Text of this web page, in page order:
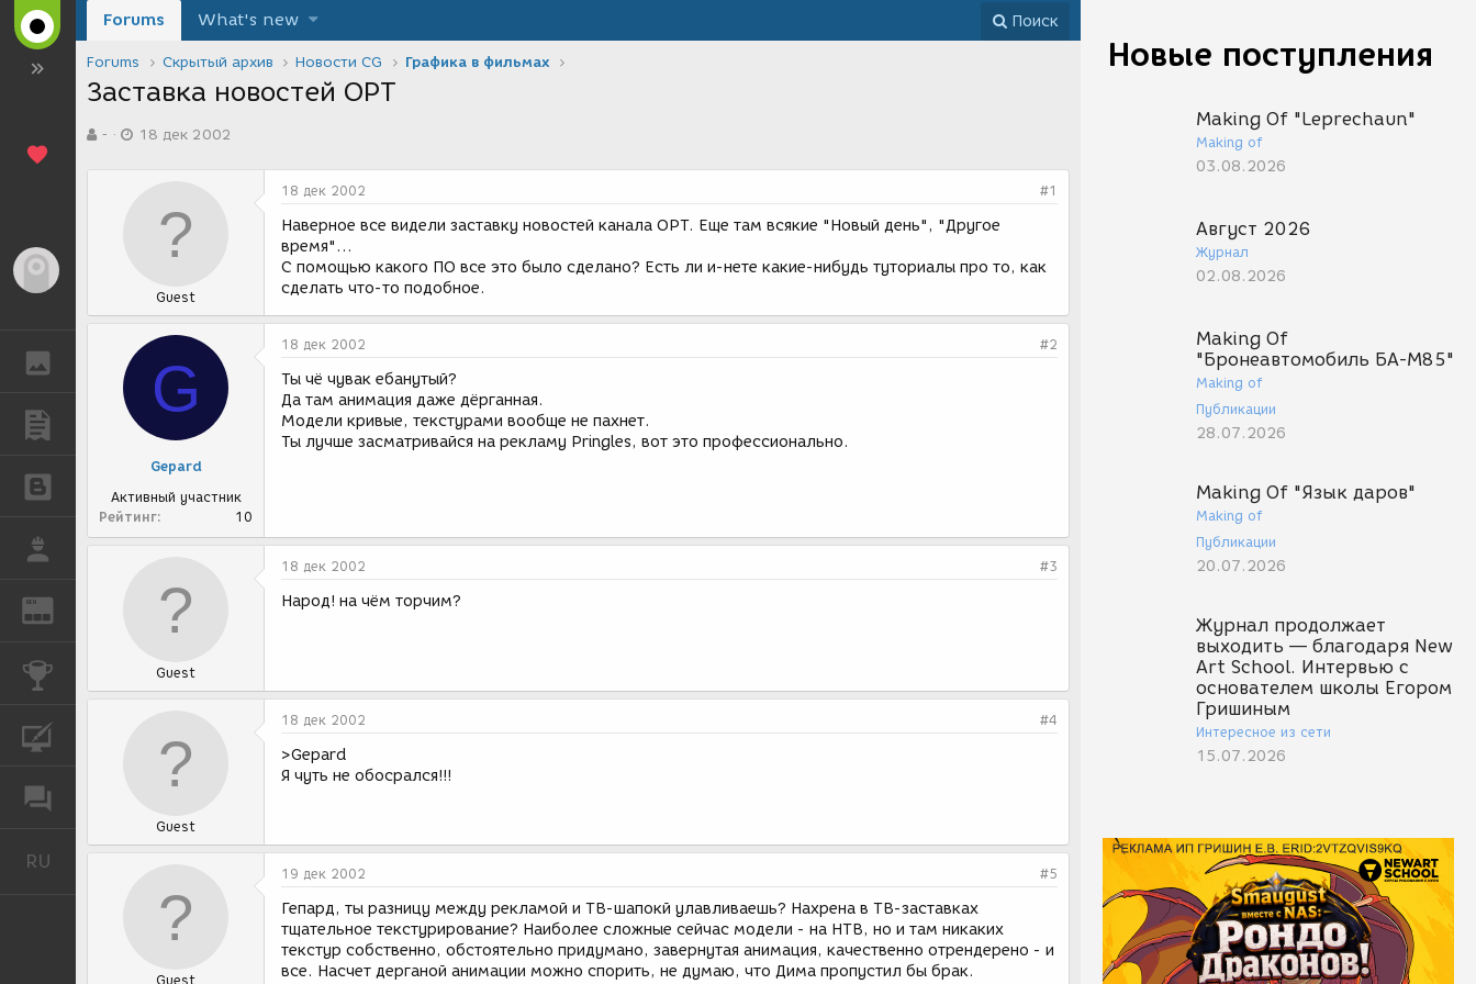
ГАЛЕРЕЯ
ПУБЛИКАЦИИ
REN
КОНКУРСЫ
RU
Новые поступления
Making Of "Leprechaun"
Making of
03.08.2026
Август 2026
Журнал
02.08.2026
Making Of
"Бронеавтомобиль БА-М85"
Making of
Публикации
28.07.2026
Making Of "Язык даров"
Making of
Публикации
20.07.2026
Журнал продолжает
выходить — благодаря New
Art School. Интервью с
основателем школы Егором
Гришиным
Интересное из сети
15.07.2026
Forums What's new Поиск
Forums Скрытый архив Новости CG Графика в фильмах
Заставка новостей ОРТ
в-
а
и
18 дек 2002
Guest
18 дек 2002 #1
Наверное все видели заставку новостей канала ОРТ. Еще там всякие "Новый день", "Другое
время"...
С помощью какого ПО все это было сделано? Есть ли и-нете какие-нибудь туториалы про то, как
сделать что-то подобное.
G
Gepard
Активный участник
Рейтинг
10
18 дек 2002 #2
Ты чё чувак ебанутый?
Да там анимация даже дёрганная.
Модели кривые, текстурами вообще не пахнет.
Ты лучше засматривайся на рекламу Pringles, вот это профессионально.
Guest
18 дек 2002 #3
Народ! на чём торчим?
Guest
18 дек 2002 #4
>Gepard
Я чуть не обосрался!!!
Guest
19 дек 2002 #5
Гепард, ты разницу между рекламой и ТВ-шапокй улавливаешь? Нахрена в ТВ-заставках
тщательное текстурирование? Наиболее сложные сейчас модели - на НТВ, но и там никаких
текстур собственно, обстоятельно придумано, завернутая анимация, качественно отрендерено - и
все. Насчет дерганой анимации можно спорить, не думаю, что Дима пропустил бы брак.